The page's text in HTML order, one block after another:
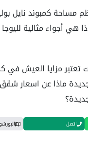
مساحة كمبوند نايل
هي أجواء مثالية لليوجا
تعتبر مزايا العيش في
ماذا عن اسعار
اتصل